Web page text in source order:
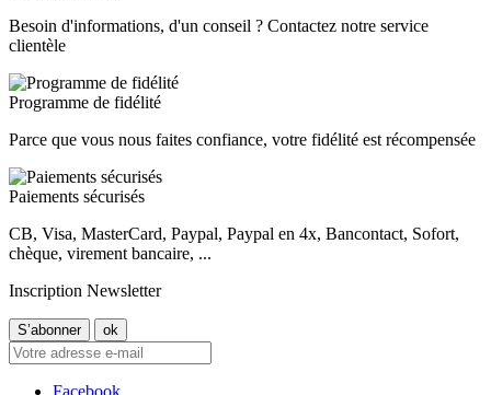
Besoin d'informations, d'un conseil ? Contactez notre service
clientèle
Programme de fidélité
Parce que vous nous faites confiance, votre fidélité est récompensée
Paiements sécurisés
CB, Visa, MasterCard, Paypal, Paypal en 4x, Bancontact, Sofort,
chèque, virement bancaire, ...
Inscription Newsletter